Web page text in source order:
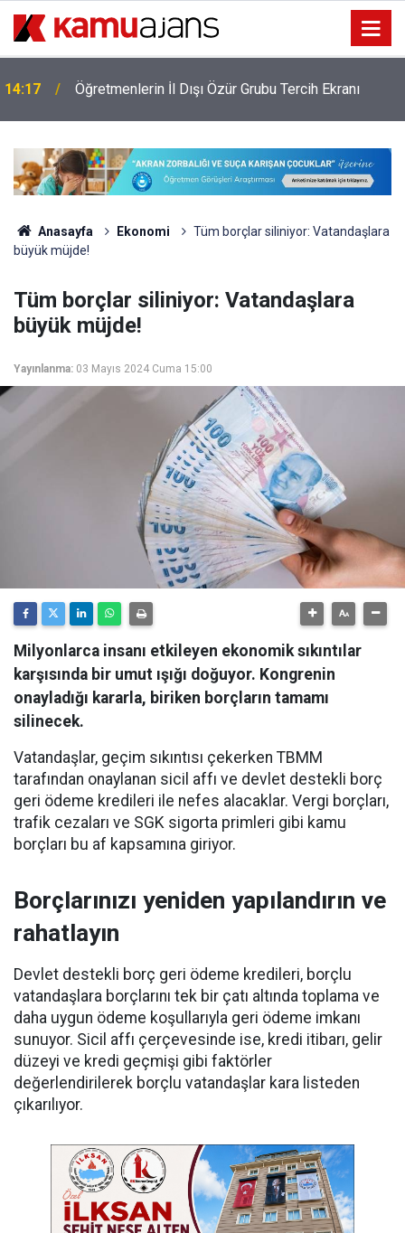
14:17 Öğretmenlerin İl Dışı Özür Grubu Tercih Ekranı
Anasayfa Ekonomi
Tüm borçlar siliniyor: Vatandaşlara
büyük müjde!
Tüm borçlar siliniyor: Vatandaşlara
büyük müjde!
Yayınlanma: 03 Mayıs 2024 Cuma 15:00
Milyonlarca insanı etkileyen ekonomik sıkıntılar
karşısında bir umut ışığı doğuyor. Kongrenin
onayladığı kararla, biriken borçların tamamı
silinecek.
Vatandaşlar, geçim sıkıntısı çekerken TBMM
tarafından onaylanan sicil affı ve devlet destekli borç
geri ödeme kredileri ile nefes alacaklar. Vergi borçları,
trafik cezaları ve SGK sigorta primleri gibi kamu
borçları bu af kapsamına giriyor.
Borçlarınızı yeniden yapılandırın ve
rahatlayın
Devlet destekli borç geri ödeme kredileri, borçlu
vatandaşlara borçlarını tek bir çatı altında toplama ve
daha uygun ödeme koşullarıyla geri ödeme imkanı
sunuyor. Sicil affı çerçevesinde ise, kredi itibarı, gelir
düzeyi ve kredi geçmişi gibi faktörler
değerlendirilerek borçlu vatandaşlar kara listeden
çıkarılıyor.